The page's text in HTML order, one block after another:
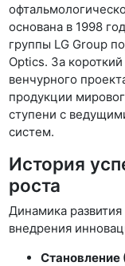
основана в 1998
группы LG Group
Optics. За
венчурного
продукции
ступени с
систем.
История
роста
Динамика
внедрения